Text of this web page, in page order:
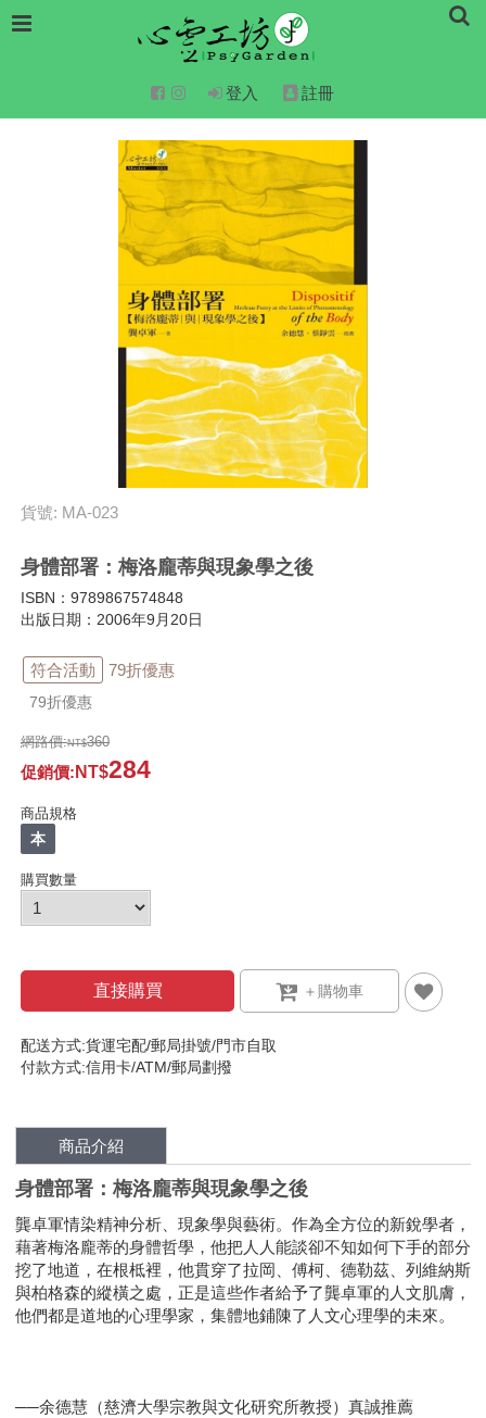
登入 註冊
貨號: MA-023
身體部署：梅洛龐蒂與現象學之後
ISBN：9789867574848
出版日期：2006年9月20日
符合活動 79折優惠
79折優惠
網路價: 360
促銷價: 284
商品規格
本
購買數量
直接購買
配送方式:貨運宅配/郵局掛號/門市自取
付款方式:信用卡/ATM/郵局劃撥
商品介紹
身體部署：梅洛龐蒂與現象學之後
龔卓軍情染精神分析、現象學與藝術。作為全方位的新銳學者，
藉著梅洛龐蒂的身體哲學，他把人人能談卻不知如何下手的部分
挖了地道，在根柢裡，他貫穿了拉岡、傅柯、德勒茲、列維納斯
與柏格森的縱橫之處，正是這些作者給予了龔卓軍的人文肌膚，
他們都是道地的心理學家，集體地鋪陳了人文心理學的未來。
──余德慧（慈濟大學宗教與文化研究所教授）真誠推薦